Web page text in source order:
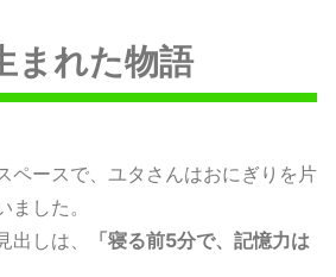
まれた物語
ペースで、ユタさんはおにぎりを片
した。
しは、
「寝る前5分で、記憶力は